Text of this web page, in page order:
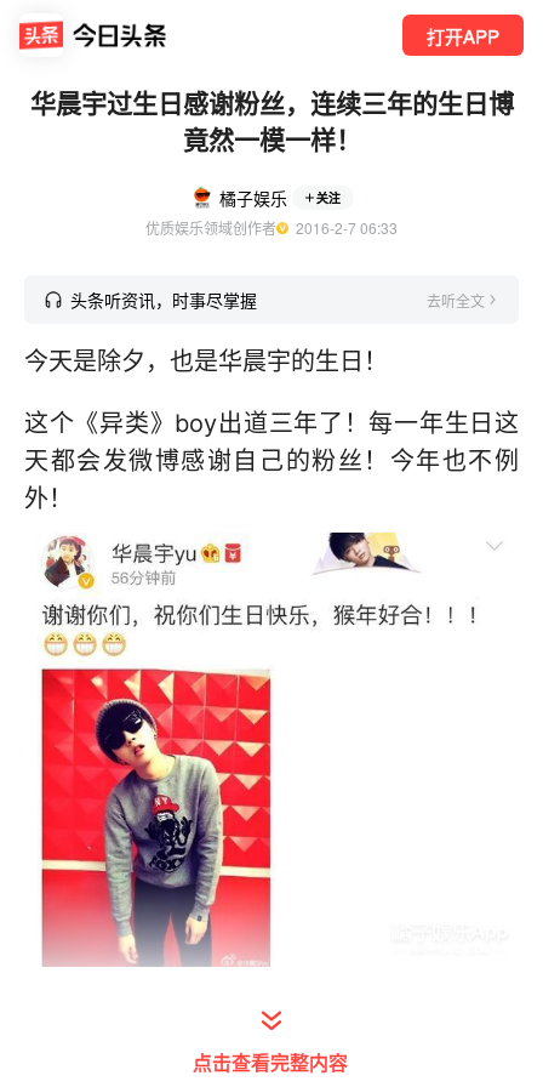
打开APP
华晨宇过生日感谢粉丝，连续三年的生日博
竟然一模一样！
橘子娱乐 关注
优质娱乐领域创作者
  2016-2-7 06:33
头条听资讯，时事尽掌握 去听全文
今天是除夕，也是华晨宇的生日！
这个《异类》boy出道三年了！每一年生日这
天都会发微博感谢自己的粉丝！今年也不例
外！
看这照片和文案，你肯定马上要吐槽了吧，什
么鬼，前言不搭后语，一点都不帅啊，这什么
点击查看完整内容